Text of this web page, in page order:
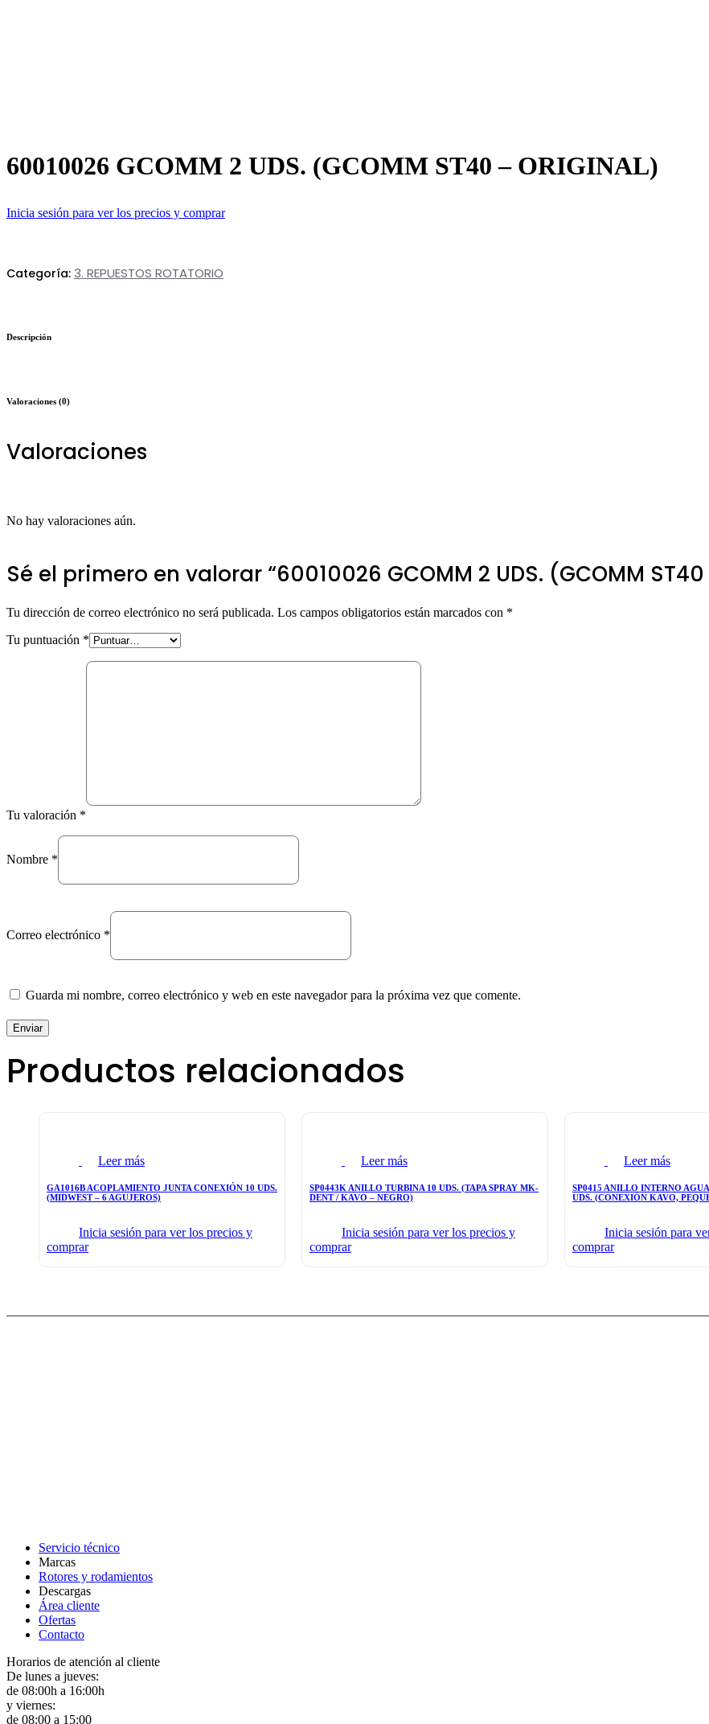
60010026 GCOMM 2 UDS. (GCOMM ST40 – ORIGINAL)
Inicia sesión para ver los precios y comprar
Categoría: 3. REPUESTOS ROTATORIO
Descripción
Valoraciones (0)
Valoraciones
No hay valoraciones aún.
Sé el primero en valorar “60010026 GCOMM 2 UDS. (GCOMM ST40
Tu dirección de correo electrónico no será publicada. Los campos obligatorios están marcados con *
Tu puntuación *
Tu valoración *
Nombre *
Correo electrónico *
Guarda mi nombre, correo electrónico y web en este navegador para la próxima vez que comente.
Productos relacionados
Leer más
GA1016B ACOPLAMIENTO JUNTA CONEXIÓN 10 UDS.
(MIDWEST – 6 AGUJEROS)
Inicia sesión para ver los precios y
comprar
Leer más
SP0443K ANILLO TURBINA 10 UDS. (TAPA SPRAY MK-
DENT / KAVO – NEGRO)
Inicia sesión para ver los precios y
comprar
Leer más
SP0415 ANILLO INTERNO
UDS. (CONEXIÓN KAVO,
Inicia sesión para
comprar
Servicio técnico
Marcas
Rotores y rodamientos
Descargas
Área cliente
Ofertas
Contacto
Horarios de atención al cliente
De lunes a jueves:
de 08:00h a 16:00h
y viernes:
de 08:00 a 15:00